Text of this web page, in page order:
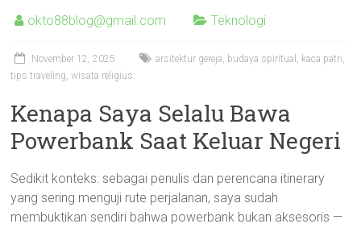
okto88blog@gmail.com Teknologi
November 12, 2025 arsitektur gereja, budaya spiritual , kaca patri,
tips traveling,wisata religius
Kenapa Saya Selalu Bawa
Powerbank Saat Keluar Negeri
Sedikit konteks: sebagai penulis dan perencana itinerary
yang sering menguji rute perjalanan, saya sudah
membuktikan sendiri bahwa powerbank bukan aksesoris —